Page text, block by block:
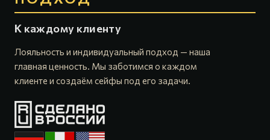
К каждому клиенту
Лояльность и индивидуальный подход — наша
главная ценность. Мы заботимся о каждом
клиенте и создаём сейфы под его задачи.